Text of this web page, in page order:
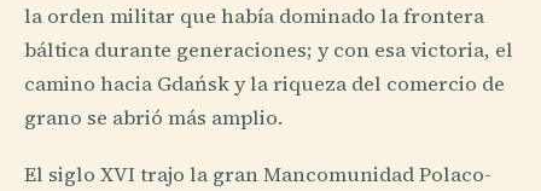
la orden militar que había dominado la frontera
báltica durante generaciones; y con esa victoria, el
camino hacia Gdańsk y la riqueza del comercio de
grano se abrió más amplio.
El siglo XVI trajo la gran Mancomunidad Polaco-